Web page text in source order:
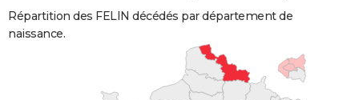
Répartition des FELIN décédés par département de
naissance.